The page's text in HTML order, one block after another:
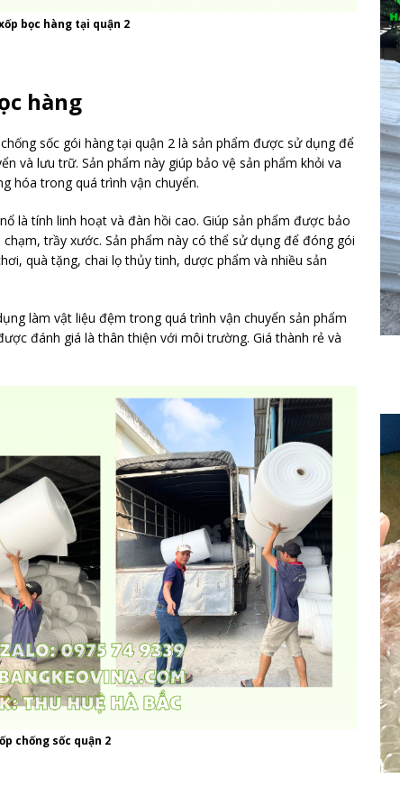
bọc hàng tại quận 2
hàng
sốc gói hàng tại quận 2 là sản phẩm được sử dụng để
và lưu trữ. Sản phẩm này giúp bảo vệ sản phẩm khỏi va
hóa trong quá trình vận chuyển.
là tính linh hoạt và đàn hồi cao. Giúp sản phẩm được bảo
trầy xước. Sản phẩm này có thể sử dụng để đóng gói
quà tặng, chai lọ thủy tinh, dược phẩm và nhiều sản
làm vật liệu đệm trong quá trình vận chuyển sản phẩm
đánh giá là thân thiện với môi trường. Giá thành rẻ và
chống sốc quận 2